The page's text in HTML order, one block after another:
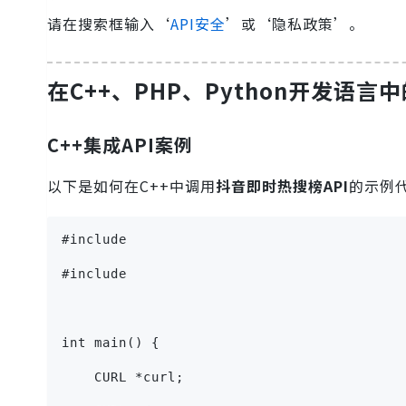
请在搜索框输入‘API安全’或‘隐私政策’。
在C++、PHP、Python开发语言中
C++集成API案例
以下是如何在C++中调用抖音即时热搜榜API的示例
#include
#include
int main() {
    CURL *curl;